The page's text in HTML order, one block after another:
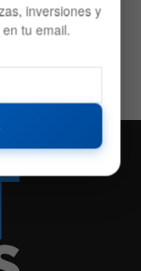
inversiones y
tu email.